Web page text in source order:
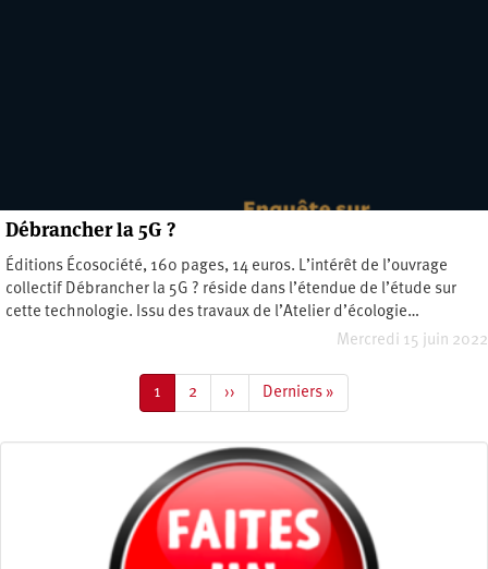
Débrancher la 5G ?
Éditions Écosociété, 160 pages, 14 euros. L’intérêt de l’ouvrage
collectif Débrancher la 5G ? réside dans l’étendue de l’étude sur
cette technologie. Issu des travaux de l’Atelier d’écologie…
Mercredi 15 juin 2022
Page
courante
1 Page
2
Page
suivante
››
Dernière
page
Derniers »